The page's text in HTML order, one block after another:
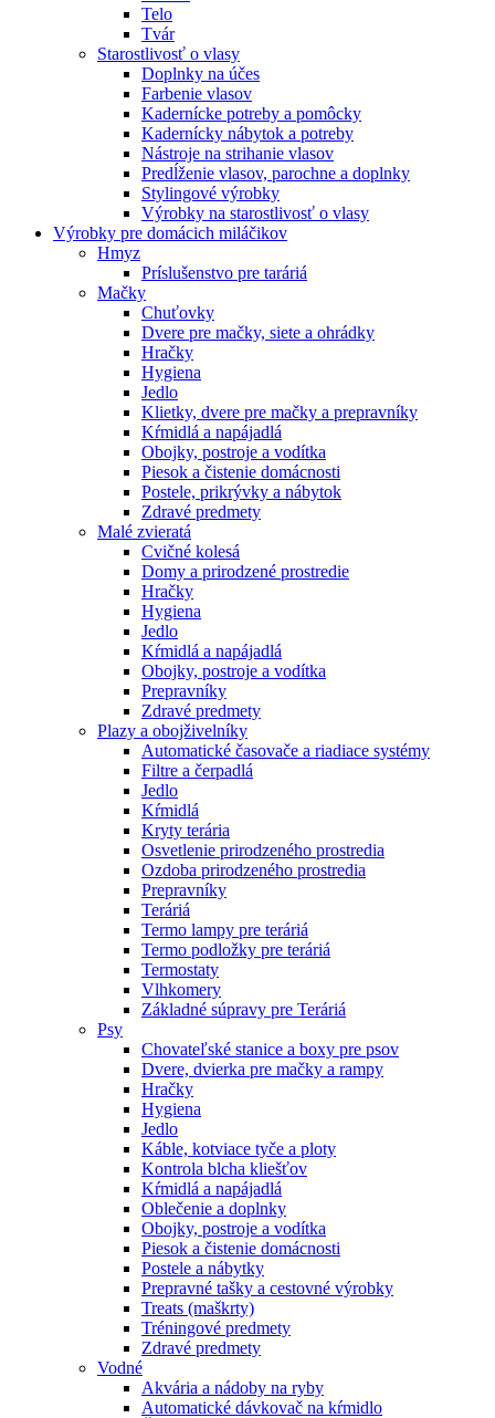
Telo
Tvár
Starostlivosť o vlasy
Doplnky na účes
Farbenie vlasov
Kadernícke potreby a pomôcky
Kadernícky nábytok a potreby
Nástroje na strihanie vlasov
Predĺženie vlasov, parochne a doplnky
Stylingové výrobky
Výrobky na starostlivosť o vlasy
Výrobky pre domácich miláčikov
Hmyz
Príslušenstvo pre taráriá
Mačky
Chuťovky
Dvere pre mačky, siete a ohrádky
Hračky
Hygiena
Jedlo
Klietky, dvere pre mačky a prepravníky
Kŕmidlá a napájadlá
Obojky, postroje a vodítka
Piesok a čistenie domácnosti
Postele, prikrývky a nábytok
Zdravé predmety
Malé zvieratá
Cvičné kolesá
Domy a prirodzené prostredie
Hračky
Hygiena
Jedlo
Kŕmidlá a napájadlá
Obojky, postroje a vodítka
Prepravníky
Zdravé predmety
Plazy a obojživelníky
Automatické časovače a riadiace systémy
Filtre a čerpadlá
Jedlo
Kŕmidlá
Kryty terária
Osvetlenie prirodzeného prostredia
Ozdoba prirodzeného prostredia
Prepravníky
Teráriá
Termo lampy pre teráriá
Termo podložky pre teráriá
Termostaty
Vlhkomery
Základné súpravy pre Teráriá
Psy
Chovateľské stanice a boxy pre psov
Dvere, dvierka pre mačky a rampy
Hračky
Hygiena
Jedlo
Káble, kotviace tyče a ploty
Kontrola blcha kliešťov
Kŕmidlá a napájadlá
Oblečenie a doplnky
Obojky, postroje a vodítka
Piesok a čistenie domácnosti
Postele a nábytky
Prepravné tašky a cestovné výrobky
Treats (maškrty)
Tréningové predmety
Zdravé predmety
Vodné
Akvária a nádoby na ryby
Automatické dávkovač na kŕmidlo